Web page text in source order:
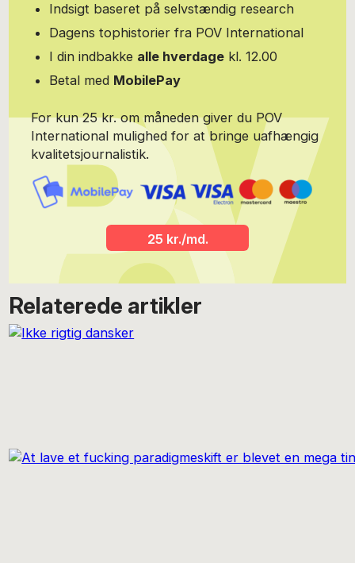
Indsigt baseret på selvstændig research
Dagens tophistorier fra POV International
I din indbakke alle hverdage kl. 12.00
Betal med MobilePay
For kun 25 kr. om måneden giver du POV
International mulighed for at bringe uafhængig
kvalitetsjournalistik.
25 kr./md.
Relaterede artikler